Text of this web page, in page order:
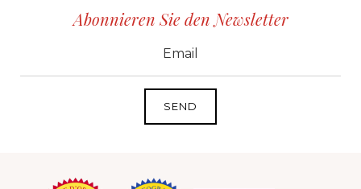
Abonnieren Sie den Newsletter